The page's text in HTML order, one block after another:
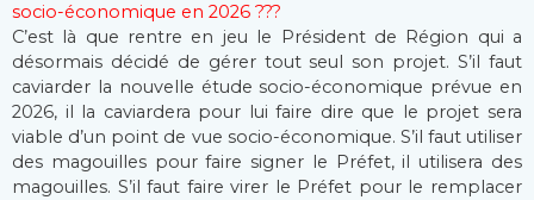
socio-économique en 2026 ???
C’est là que rentre en jeu le Président de Région qui a
désormais décidé de gérer tout seul son projet. S’il faut
caviarder la nouvelle étude socio-économique prévue en
2026, il la caviardera pour lui faire dire que le projet sera
viable d’un point de vue socio-économique. S’il faut utiliser
des magouilles pour faire signer le Préfet, il utilisera des
magouilles. S’il faut faire virer le Préfet pour le remplacer